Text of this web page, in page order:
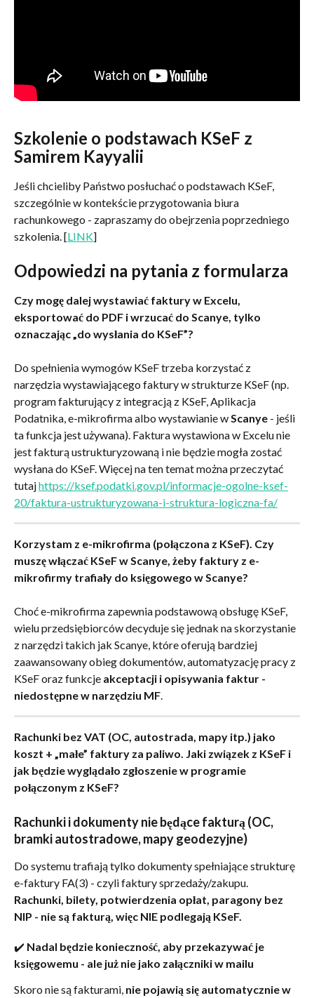
Szkolenie o podstawach KSeF z
Samirem Kayyalii
Jeśli chcieliby Państwo posłuchać o podstawach KSeF,
szczególnie w kontekście przygotowania biura
rachunkowego - zapraszamy do obejrzenia poprzedniego
szkolenia. [LINK]
Odpowiedzi na pytania z formularza
Czy mogę dalej wystawiać faktury w Excelu,
eksportować do PDF i wrzucać do Scanye, tylko
oznaczając „do wysłania do KSeF”?
Do spełnienia wymogów KSeF trzeba korzystać z
narzędzia wystawiającego faktury w strukturze KSeF (np.
program fakturujący z integracją z KSeF, Aplikacja
Podatnika, e-mikrofirma albo wystawianie w Scanye - jeśli
ta funkcja jest używana). Faktura wystawiona w Excelu nie
jest fakturą ustrukturyzowaną i nie będzie mogła zostać
wysłana do KSeF. Więcej na ten temat można przeczytać
tutaj https://ksef.podatki.gov.pl/informacje-ogolne-ksef-
20/faktura-ustrukturyzowana-i-struktura-logiczna-fa/
Korzystam z e-mikrofirma (połączona z KSeF). Czy
muszę włączać KSeF w Scanye, żeby faktury z e-
mikrofirmy trafiały do księgowego w Scanye?
Choć e-mikrofirma zapewnia podstawową obsługę KSeF,
wielu przedsiębiorców decyduje się jednak na skorzystanie
z narzędzi takich jak Scanye, które oferują bardziej
zaawansowany obieg dokumentów, automatyzację pracy z
KSeF oraz funkcje akceptacji i opisywania faktur -
niedostępne w narzędziu MF.
Rachunki bez VAT (OC, autostrada, mapy itp.) jako
koszt + „małe” faktury za paliwo. Jaki związek z KSeF i
jak będzie wyglądało zgłoszenie w programie
połączonym z KSeF?
Rachunki i dokumenty nie będące fakturą (OC,
bramki autostradowe, mapy geodezyjne)
Do systemu trafiają tylko dokumenty spełniające strukturę
e-faktury FA(3) - czyli faktury sprzedaży/zakupu.
Rachunki, bilety, potwierdzenia opłat, paragony bez
NIP - nie są fakturą, więc NIE podlegają KSeF.
✔️ Nadal będzie konieczność, aby przekazywać je
księgowemu - ale już nie jako załączniki w mailu
Skoro nie są fakturami, nie pojawią się automatycznie w